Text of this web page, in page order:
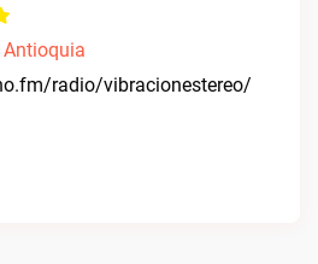
Antioquia
radio/vibracionestereo/